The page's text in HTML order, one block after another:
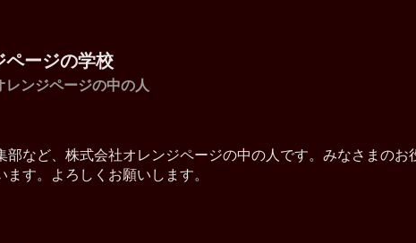
ページの学校
レンジページの中の人
部など、株式会社オレンジページの中の人です。みなさまのお
す。よろしくお願いします。